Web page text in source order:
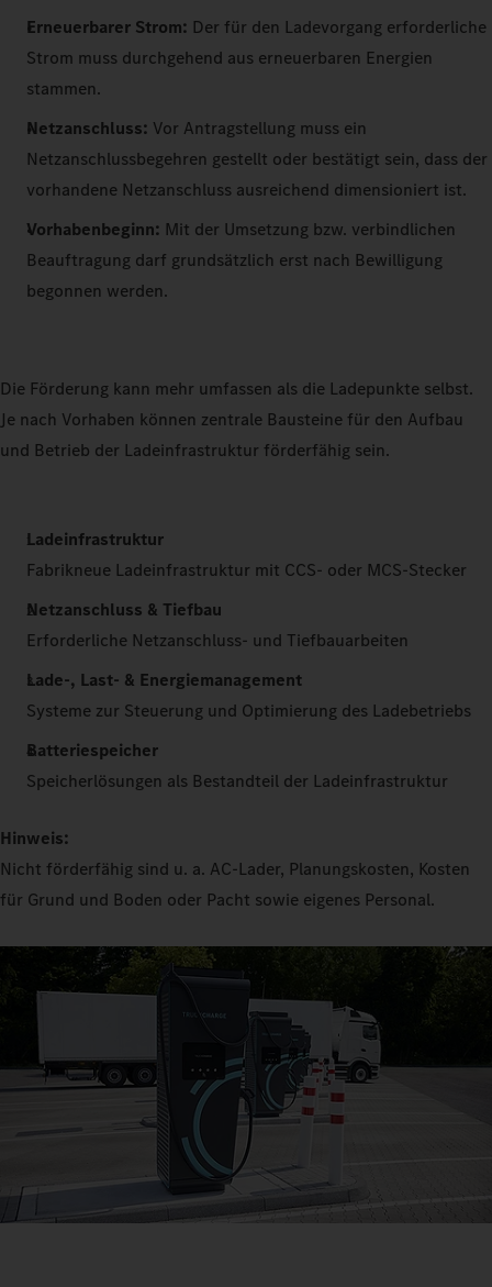
Erneuerbarer Strom: Der für den Ladevorgang erforderliche
Strom muss durchgehend aus erneuerbaren Energien
stammen.
Netzanschluss: Vor Antragstellung muss ein
Netzanschlussbegehren gestellt oder bestätigt sein, dass der
vorhandene Netzanschluss ausreichend dimensioniert ist.
Vorhabenbeginn: Mit der Umsetzung bzw. verbindlichen
Beauftragung darf grundsätzlich erst nach Bewilligung
begonnen werden.
Die Förderung kann mehr umfassen als die Ladepunkte selbst.
Je nach Vorhaben können zentrale Bausteine für den Aufbau
und Betrieb der Ladeinfrastruktur förderfähig sein.
Ladeinfrastruktur
Fabrikneue Ladeinfrastruktur mit CCS- oder MCS-Stecker
Netzanschluss & Tiefbau
Erforderliche Netzanschluss- und Tiefbauarbeiten
Lade-, Last- & Energiemanagement
Systeme zur Steuerung und Optimierung des Ladebetriebs
Batteriespeicher
Speicherlösungen als Bestandteil der Ladeinfrastruktur
Hinweis:
Nicht förderfähig sind u. a. AC-Lader, Planungskosten, Kosten
für Grund und Boden oder Pacht sowie eigenes Personal.